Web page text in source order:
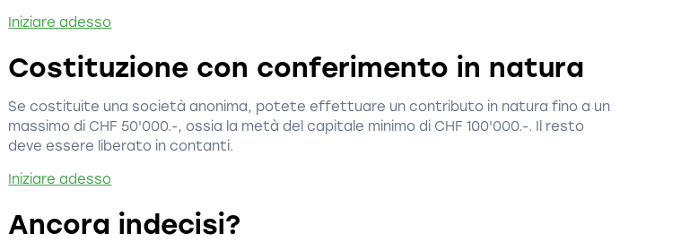
Iniziare adesso
Costituzione con conferimento in natura
Se costituite una società anonima, potete effettuare un contributo in natura fino a un
massimo di CHF 50'000.-, ossia la metà del capitale minimo di CHF 100'000.-. Il resto
deve essere liberato in contanti.
Iniziare adesso
Ancora indecisi?